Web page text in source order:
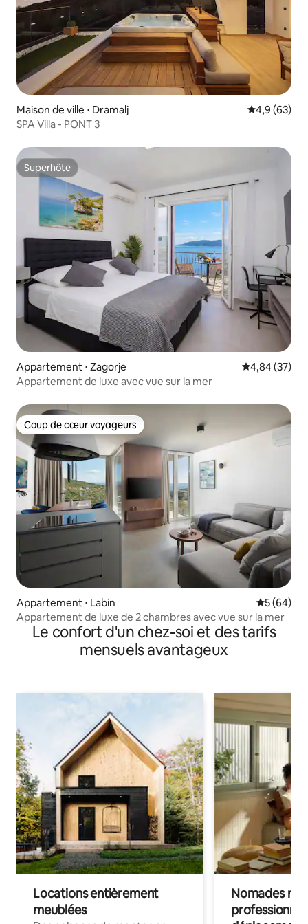
Maison de ville ⋅ Dramalj Évaluation
4,9 (63)
SPA Villa - PONT 3
Superhôte
Superhôte
Appartement ⋅ Zagorje Évaluation
4,84 (37)
Appartement de luxe avec vue sur la mer
Coup de cœur voyageurs
Coup de cœur voyageurs
Appartement ⋅ Labin
5 (64)
Appartement de luxe de 2 chambres avec vue sur la mer
Le confort d'un chez-soi et des tarifs
mensuels avantageux
Locations entièrement
meublées
Nomades